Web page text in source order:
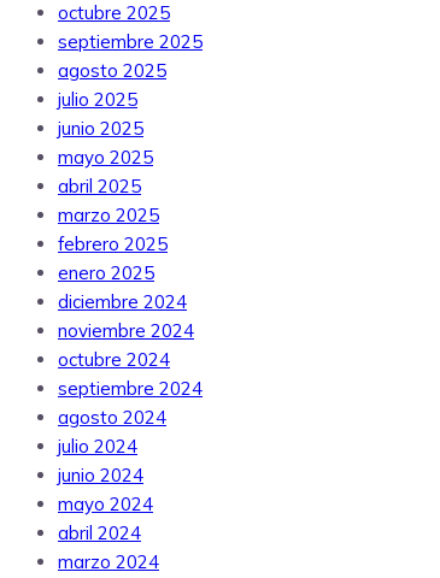
octubre 2025
septiembre 2025
agosto 2025
julio 2025
junio 2025
mayo 2025
abril 2025
marzo 2025
febrero 2025
enero 2025
diciembre 2024
noviembre 2024
octubre 2024
septiembre 2024
agosto 2024
julio 2024
junio 2024
mayo 2024
abril 2024
marzo 2024